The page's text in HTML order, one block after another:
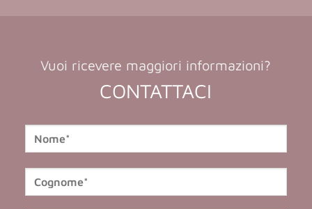
Vuoi ricevere maggiori informazioni?
CONTATTACI